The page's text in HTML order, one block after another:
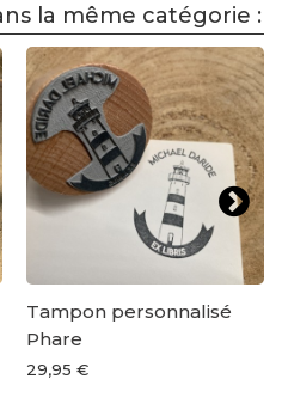
la même catégorie :
Tampon personnalisé
Phare
29,95 €